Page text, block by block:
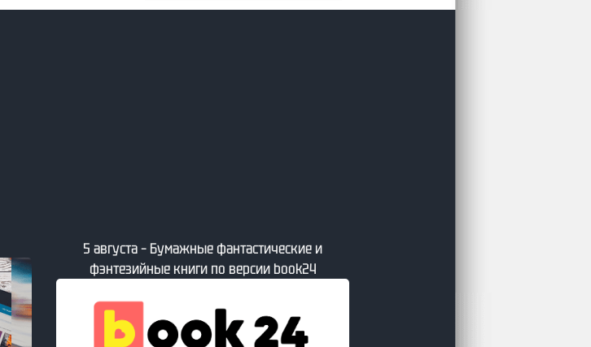
5 августа – Свежие книги от сайта Литсовет